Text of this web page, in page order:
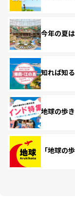
今年の夏
知れば知
地球の歩
「地球の